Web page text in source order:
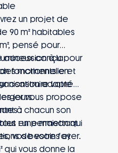
un projet de
90 m² habitables
pensé pour
à la
fonctionnelle et
construire votre
conçu pour
moments en
adaptée
jours.
à chacun son
en permettant
de votre foyer.
qui vous donne la
vous propose
:
: une maison qui
vos besoins et